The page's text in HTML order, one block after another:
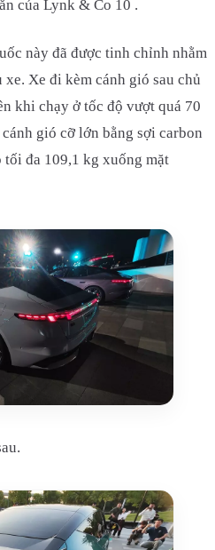
của Lynk & Co 10 .
này đã được tinh chỉnh nhằm
Xe đi kèm cánh gió sau chủ
khi chạy ở tốc độ vượt quá 70
gió cỡ lớn bằng sợi carbon
đa 109,1 kg xuống mặt